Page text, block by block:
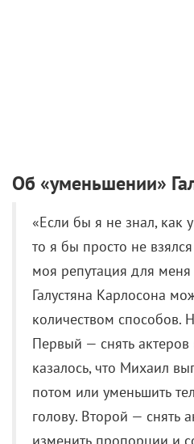
количеством способов.
Первый — снять
казалось, что Михаил
потом или уменьшить
голову. Второй — снять
изменить пропорции и
сделать трехмерную
наложить лицо Михаила.
своя цена. Третий
два раза дороже, долгий
вероятно, неуспешный.